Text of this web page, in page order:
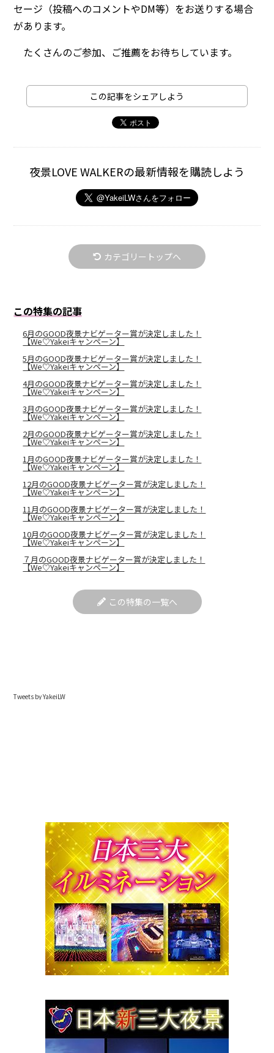
セージ（投稿へのコメントやDM等）をお送りする場合
があります。
たくさんのご参加、ご推薦をお待ちしています。
この記事をシェアしよう
夜景LOVE WALKERの最新情報を購読しよう
カテゴリートップへ
この特集の記事
6月のGOOD夜景ナビゲーター賞が決定しました！
【We♡Yakeiキャンペーン】
5月のGOOD夜景ナビゲーター賞が決定しました！
【We♡Yakeiキャンペーン】
4月のGOOD夜景ナビゲーター賞が決定しました！
【We♡Yakeiキャンペーン】
3月のGOOD夜景ナビゲーター賞が決定しました！
【We♡Yakeiキャンペーン】
2月のGOOD夜景ナビゲーター賞が決定しました！
【We♡Yakeiキャンペーン】
1月のGOOD夜景ナビゲーター賞が決定しました！
【We♡Yakeiキャンペーン】
12月のGOOD夜景ナビゲーター賞が決定しました！
【We♡Yakeiキャンペーン】
11月のGOOD夜景ナビゲーター賞が決定しました！
【We♡Yakeiキャンペーン】
10月のGOOD夜景ナビゲーター賞が決定しました！
【We♡Yakeiキャンペーン】
７月のGOOD夜景ナビゲーター賞が決定しました！
【We♡Yakeiキャンペーン】
この特集の一覧へ
Tweets by YakeiLW